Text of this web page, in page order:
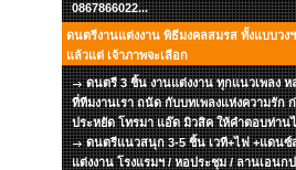
0867866022...
ดนตรีงานแต่งงาน พิธีมงคลสมรส ทั้งแบบวง
แล้วแต่ เจ้าภาพจะเลือก
ดนตรี 3 ชิ้น งานแต่งงาน ทุกแนวเพลง ห
ที่ทีมงานเรา ถนัด กับบทเพลงแห่งความรัก
ประหยัด โทรมา แอ๊ด มิวสิค ให้คำตอบท่าน
ดนตรีแนวสนุก 3-5 ชิ้น เวที+ไฟ +แดนซ์
แต่งงาน โรงแรมฯ / หอประชุม / ลานเอนก